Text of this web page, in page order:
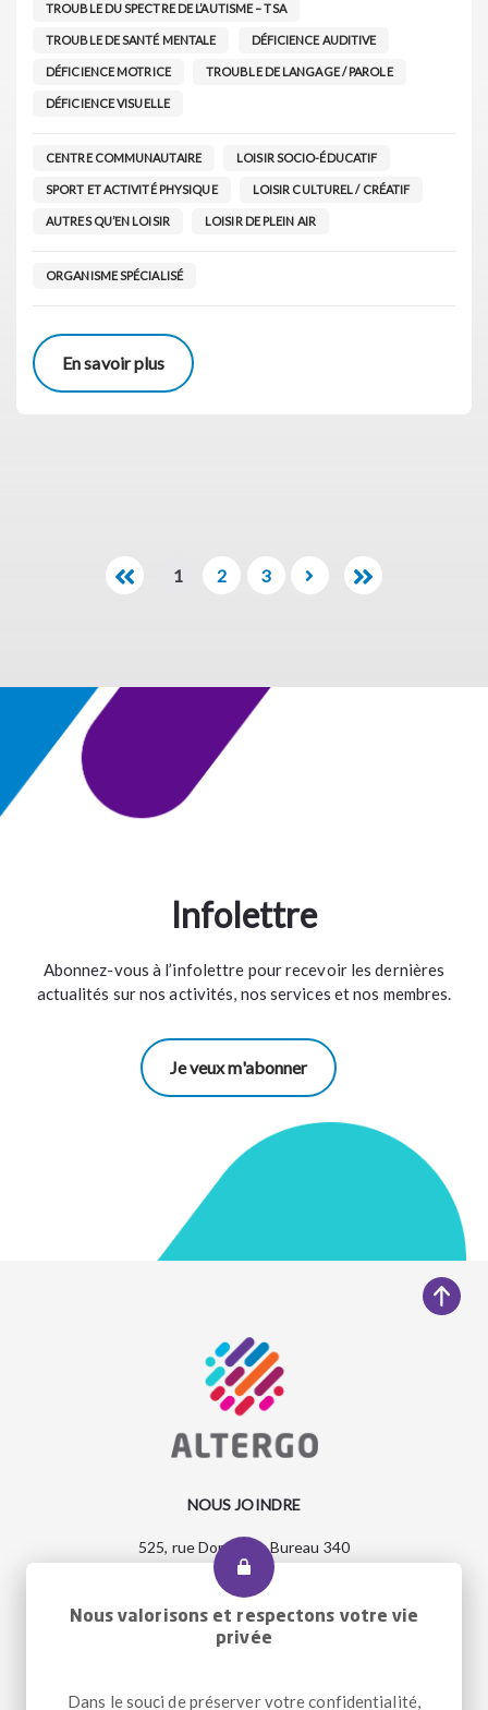
TROUBLE DU SPECTRE DE L’AUTISME – TSA
TROUBLE DE SANTÉ MENTALE DÉFICIENCE AUDITIVE
DÉFICIENCE MOTRICE TROUBLE DE LANGAGE / PAROLE
DÉFICIENCE VISUELLE
CENTRE COMMUNAUTAIRE LOISIR SOCIO-ÉDUCATIF
SPORT ET ACTIVITÉ PHYSIQUE LOISIR CULTUREL / CRÉATIF
AUTRES QU’EN LOISIR LOISIR DE PLEIN AIR
ORGANISME SPÉCIALISÉ
En savoir plus
1 2 3
Infolettre
Abonnez-vous à l’infolettre pour recevoir les dernières
actualités sur nos activités, nos services et nos membres.
Je veux m'abonner
NOUS JOINDRE
525, rue Dominion, Bureau 340
Montréal, Qc H3J 2B4
Entrée accessible et pour le transport adapté : 2290, rue
Workman
Téléphone +1 514 933-2739
Nous valorisons et respectons votre vie
privée
Dans le souci de préserver votre confidentialité,